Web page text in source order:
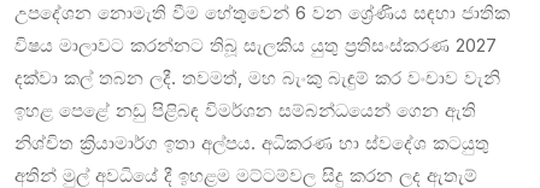
උපදේශන නොමැති වීම හේතුවෙන් 6 වන ශ්‍රේණිය සඳහා ජාතික
විෂය මාලාවට කරන්නට තිබූ සැලකිය යුතු ප්‍රතිසංස්කරණ 2027
දක්වා කල් තබන ලදී. තවමත්, මහ බැංකු බැඳුම් කර වංචාව වැනි
ඉහළ පෙළේ නඩු පිළිබඳ විමර්ශන සම්බන්ධයෙන් ගෙන ඇති
නිශ්චිත ක්‍රියාමාර්ග ඉතා අල්පය. අධිකරණ හා ස්වදේශ කටයුතු
අතින් මුල් අවධියේ දී ඉහළම මට්ටම්වල සිදු කරන ලද ඇතැම්